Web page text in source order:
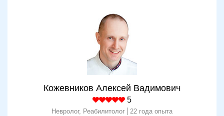
Кожевников Алексей Вадимович
5
Невролог, Реабилитолог
22 года опыта